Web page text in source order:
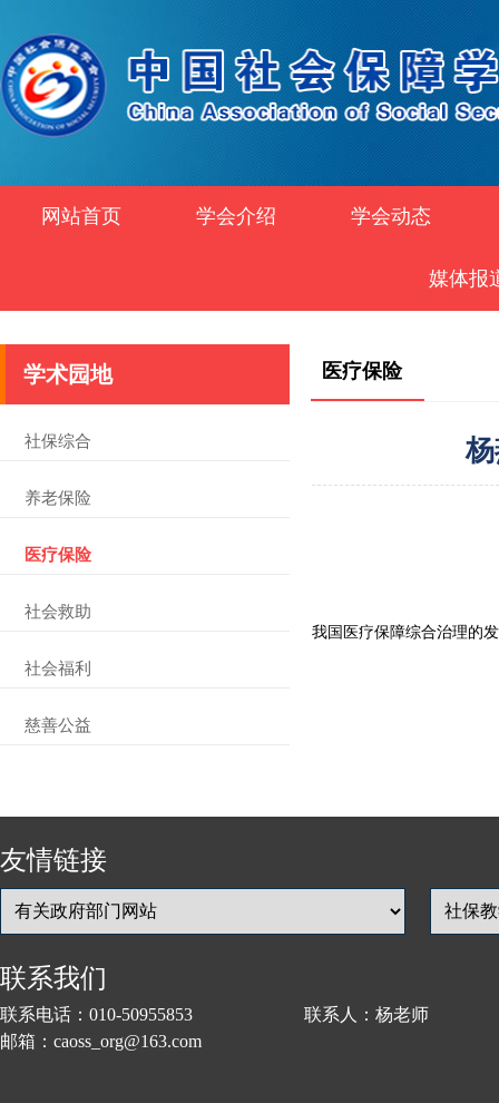
网站首页 学会介绍 学会动态
媒体报
学术园地
社保综合
养老保险
医疗保险
社会救助
社会福利
慈善公益
医疗保险
我国医疗保障综合治理的
友情链接
联系我们
联系电话：010-50955853 联系人：杨老师
邮箱：caoss_org@163.com